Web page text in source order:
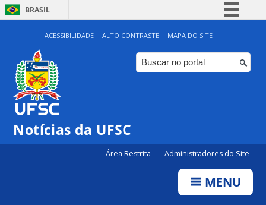
BRASIL
Simplifique!
Comunica BR
Participe
ACESSIBILIDADE ALTO CONTRASTE MAPA DO SITE
Notícias da UFSC
Área Restrita Administradores do Site
MENU